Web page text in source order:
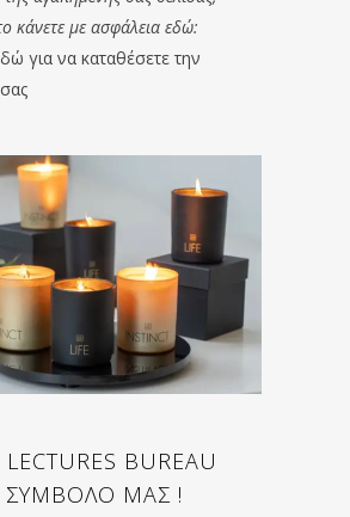
κάνετε με ασφάλεια εδώ:
για να καταθέσετε την
BUREAU
ΣΥΜΒΟΛΟ ΜΑΣ !